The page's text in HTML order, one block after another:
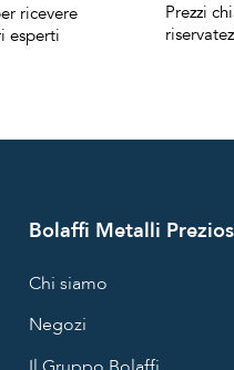
ricevere
esperti
Prezzi
Bolaffi Metalli
Chi siamo
Negozi